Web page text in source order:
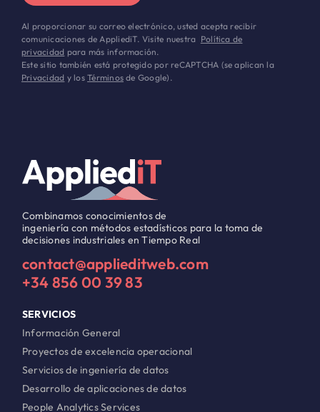
Al proporcionar su correo electrónico, usted acepta recibir
comunicaciones de AppliediT. Visite nuestra Política de
privacidad para más información.
Este sitio también está protegido por reCAPTCHA (se aplican la
Privacidad y losTérminos de Google).
Combinamos conocimientos de
ingeniería con métodos estadísticos para la toma de
decisiones industriales en Tiempo Real
contact@applieditweb.com
+34 856 00 39 83
SERVICIOS
Información General
Proyectos de excelencia operacional
Servicios de ingeniería de datos
Desarrollo de aplicaciones de datos
People Analytics Services